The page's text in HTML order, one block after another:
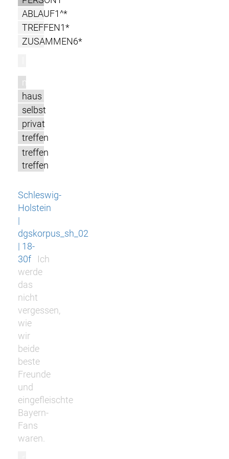
ABLAUF1^*
TREFFEN1*
ZUSAMMEN6*
m
haus
selbst
privat
treffen
treffen
treffen
Schleswig-
Holstein
|
dgskorpus_sh_02
| 18-
30f
Ich
werde
das
nicht
vergessen,
wie
wir
beide
beste
Freunde
und
eingefleischte
Bayern-
Fans
waren.